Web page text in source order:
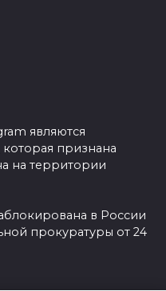
являются
признана
на территории
в России
прокуратуры от 24